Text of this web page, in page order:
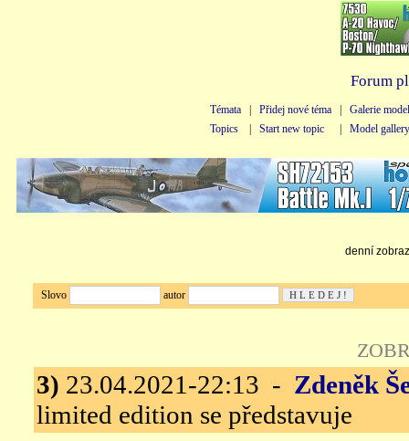
Forum
Témata Přidej nové téma
Galerie
Topics
Start new topic Model gallery
denní
Slovo autor
3) 23.04.2021-22:13 - Zdeněk
limited edition se představuje